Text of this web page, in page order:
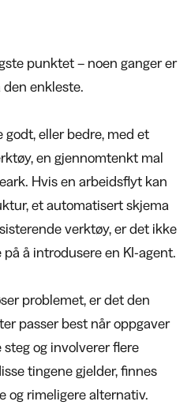
punktet – noen ganger er
enkleste.
godt, eller bedre, med et
en gjennomtenkt mal
Hvis en arbeidsflyt kan
et automatisert skjema
verktøy, er det ikke
å introdusere en KI-agent.
problemet, er det den
passer best når oppgaver
og involverer flere
tingene gjelder, finnes
og rimeligere alternativ.